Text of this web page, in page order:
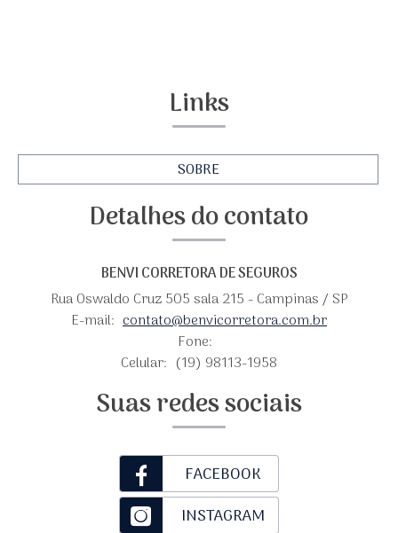
Links
SOBRE
Detalhes do contato
BENVI CORRETORA DE SEGUROS
Rua Oswaldo Cruz 505 sala 215 - Campinas / SP
E-mail: contato@benvicorretora.com.br
Fone:
Celular: (19) 98113-1958
Suas redes sociais
FACEBOOK
INSTAGRAM